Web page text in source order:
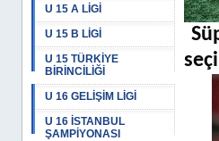
U 15 A LİGİ
U 15 B LİGİ
U 15 TÜRKİYE
BİRİNCİLİĞİ
U 16 GELİŞİM LİGİ
U 16 İSTANBUL
ŞAMPİYONASI